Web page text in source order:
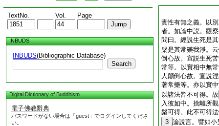
TextNo. Vol. Page
INBUDS
INBUDS(Bibliographic Database)
Search
Digital Dictionary of Buddhism
電子佛教辭典
パスワードがない場合は「guest」でログインしてくださ
い。
實性有無之義。以
者。如論中説。觀
問曰。經説生死是
槃是其常樂我淨。
倒心故。宣説生死
常等。以實相中無
人顛倒心故。宣説
著常樂等。亦以實
以諸法皆不可得。故
入彼如中。捨離所
槃可得。此不可得
3 論説言。譬如